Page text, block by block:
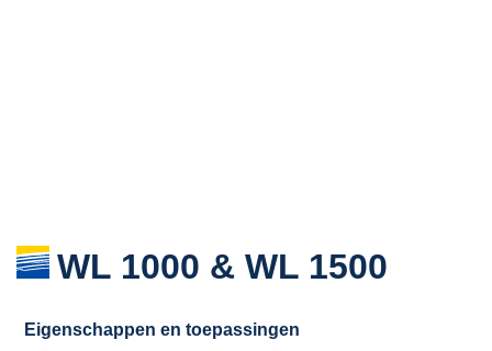
WL 1000 & WL 1500
Eigenschappen en toepassingen